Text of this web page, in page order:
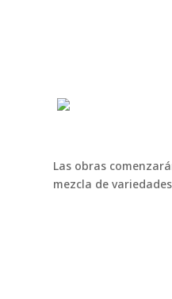
Las obras
mezcla de